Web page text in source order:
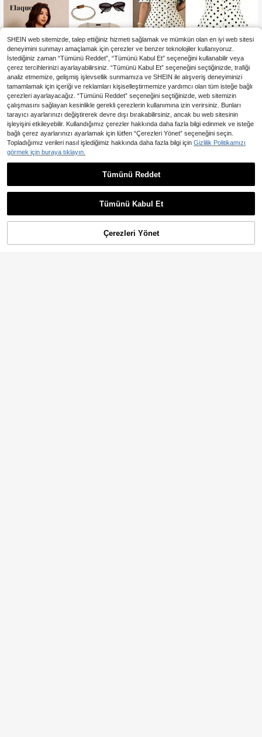
#Çalışma Setleri
Elaquor Büyük Beden Kare Yakalı Ö
nü Düğmeli Düz Renk Şık Kısa Kollu
En Çok Satanlar Auvina
Auvina Büyük Beden Kare Yakalı R
etro Puantiyeli Günlük Bluz, İlkbaha
undur
SEPETE EKLE
SHEIN web sitemizde, talep ettiğiniz hizmeti sağlamak ve mümkün olan en iyi web sitesi
deneyimini sunmayı amaçlamak için çerezler ve benzer teknolojiler kullanıyoruz.
İstediğiniz zaman “Tümünü Reddet”, “Tümünü Kabul Et” seçeneğini kullanabilir veya
çerez tercihlerinizi ayarlayabilirsiniz. “Tümünü Kabul Et” seçeneğini seçtiğinizde, trafiği
analiz etmemize, gelişmiş işlevsellik sunmamıza ve SHEIN ile alışveriş deneyiminizi
tamamlamak için içeriği ve reklamları kişiselleştirmemize yardımcı olan tüm isteğe bağlı
çerezleri ayarlayacağız. “Tümünü Reddet” seçeneğini seçtiğinizde, web sitemizin
çalışmasını sağlayan kesinlikle gerekli çerezlerin kullanımına izin verirsiniz. Bunları
tarayıcı ayarlarınızı değiştirerek devre dışı bırakabilirsiniz, ancak bu web sitesinin
işleyişini etkileyebilir. Kullandığımız çerezler hakkında daha fazla bilgi edinmek ve isteğe
bağlı çerez ayarlarınızı ayarlamak için lütfen “Çerezleri Yönet” seçeneğini seçin.
Topladığımız verileri nasıl işlediğimiz hakkında daha fazla bilgi için Gizlilik Politikamızı
görmek için buraya tıklayın.
Tümünü Reddet
Tümünü Kabul Et
Çerezleri Yönet